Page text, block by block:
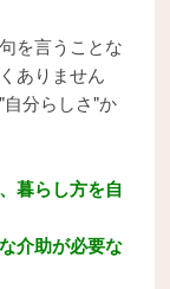
を言うことな
ありません
分らしさ"か
暮らし方を自
介助が必要な